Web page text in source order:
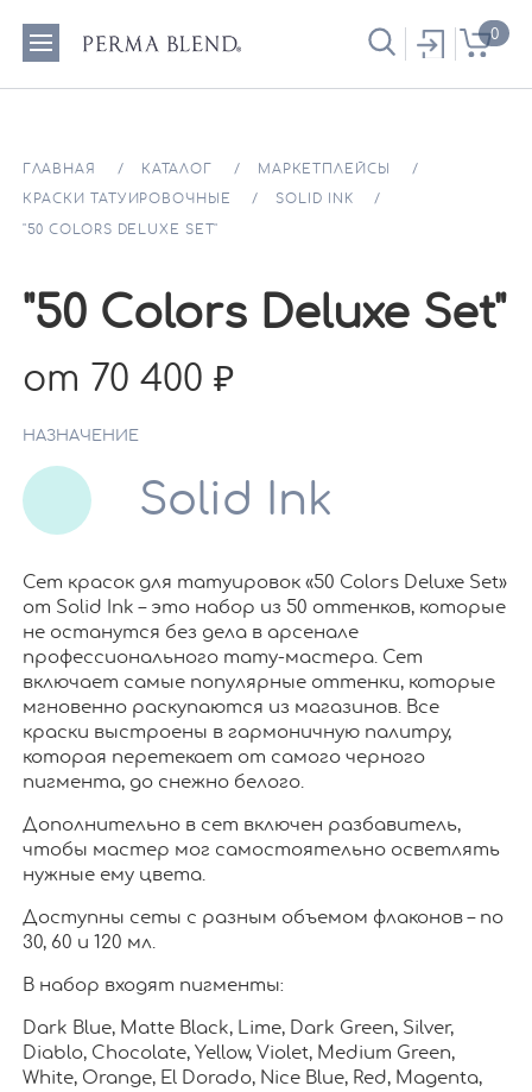
0
ГЛАВНАЯ КАТАЛОГ МАРКЕТПЛЕЙСЫ
КРАСКИ ТАТУИРОВОЧНЫЕ SOLID INK
"50 COLORS DELUXE SET"
"50 Colors Deluxe Set"
от 70 400
НАЗНАЧЕНИЕ
Solid Ink
Сет красок для татуировок «50 Colors Deluxe Set»
от Solid Ink – это набор из 50 оттенков, которые
не останутся без дела в арсенале
профессионального тату-мастера. Сет
включает самые популярные оттенки, которые
мгновенно раскупаются из магазинов. Все
краски выстроены в гармоничную палитру,
которая перетекает от самого черного
пигмента, до снежно белого.
Дополнительно в сет включен разбавитель,
чтобы мастер мог самостоятельно осветлять
нужные ему цвета.
Доступны сеты с разным объемом флаконов – по
30, 60 и 120 мл.
В набор входят пигменты:
Dark Blue, Matte Black, Lime, Dark Green, Silver,
Diablo, Chocolate, Yellow, Violet, Medium Green,
White, Orange, El Dorado, Nice Blue, Red, Magenta,